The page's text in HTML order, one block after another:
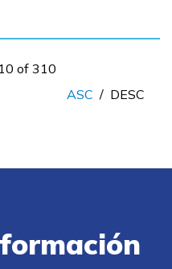
of 310
ASC / DESC